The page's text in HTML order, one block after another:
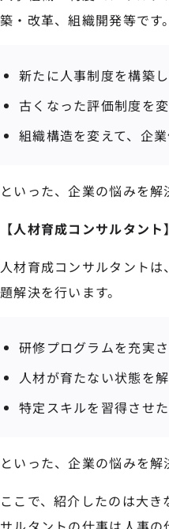
築・改革、組織開発等です。
新たに人事制度を構築
古くなった評価制度を
組織構造を変えて、企
といった、企業の悩みを解
【人材育成コンサルタント】
人材育成コンサルタント
題解決を行います。
研修プログラムを充実
人材が育たない状態を
特定スキルを習得させ
といった、企業の悩みを解
ここで、紹介したのは大